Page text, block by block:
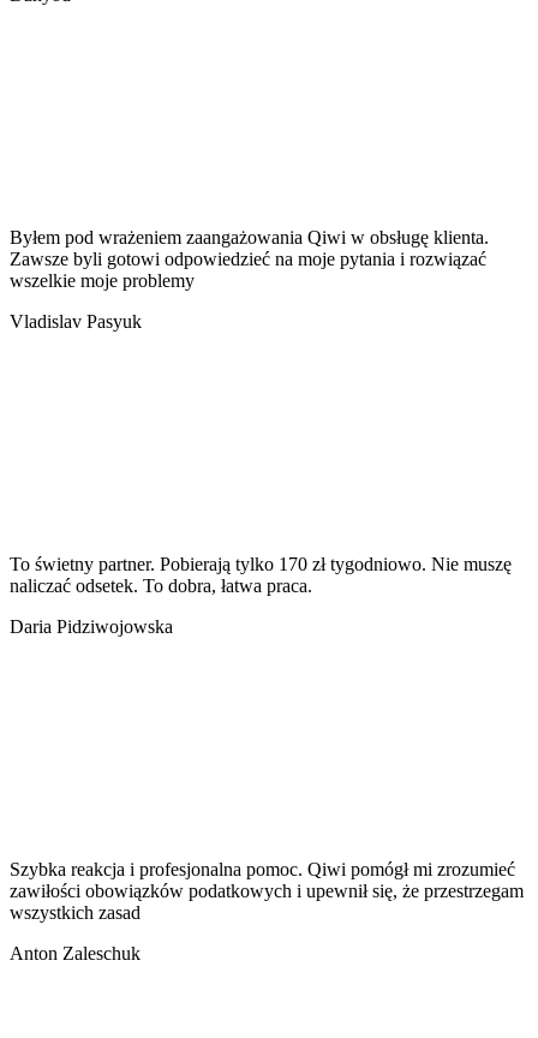
Byłem pod wrażeniem zaangażowania Qiwi w obsługę klienta.
Zawsze byli gotowi odpowiedzieć na moje pytania i rozwiązać
wszelkie moje problemy
Vladislav Pasyuk
To świetny partner. Pobierają tylko 170 zł tygodniowo. Nie muszę
naliczać odsetek. To dobra, łatwa praca.
Daria Pidziwojowska
Szybka reakcja i profesjonalna pomoc. Qiwi pomógł mi zrozumieć
zawiłości obowiązków podatkowych i upewnił się, że przestrzegam
wszystkich zasad
Anton Zaleschuk